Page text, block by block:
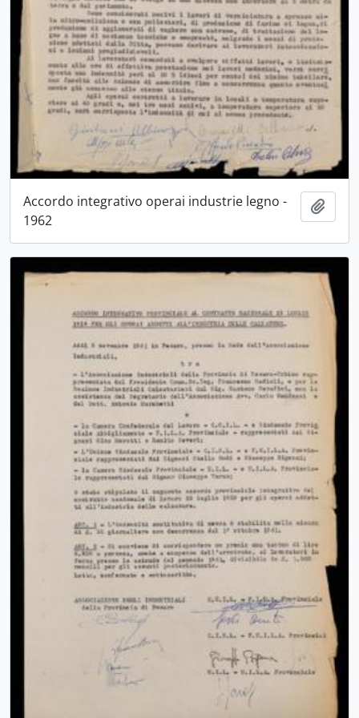
Accordo integrativo operai industrie legno -
1962